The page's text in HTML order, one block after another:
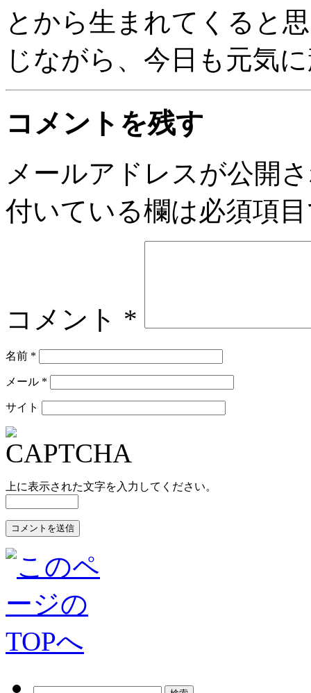
とから生まれてくると
じながら、今日も元気
コメントを残す
メールアドレスが公開
付いている欄は必須項
コメント *
名前 *
メール *
サイト
上に表示された文字を入力してください。